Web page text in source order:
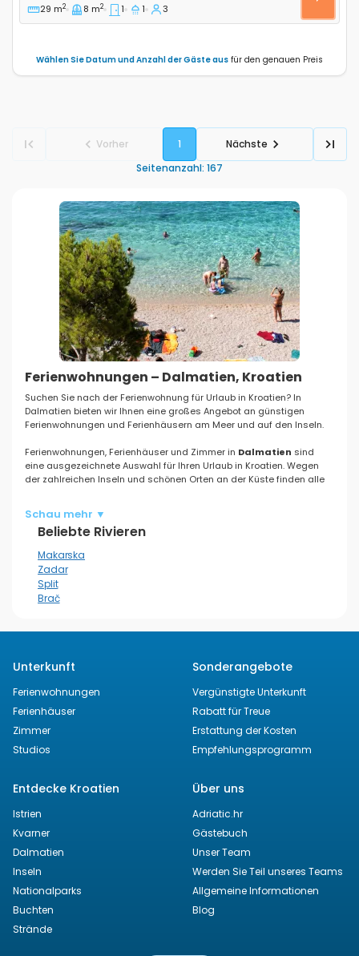
29 m2 8 m2 1 1 3
Wählen Sie Datum und Anzahl der Gäste aus für den genauen Preis
Vorher 1
Nächste
Seitenanzahl: 167
Ferienwohnungen – Dalmatien, Kroatien
Suchen Sie nach der Ferienwohnung für Urlaub in Kroatien? In
Dalmatien bieten wir Ihnen eine großes Angebot an günstigen
Ferienwohnungen und Ferienhäusern am Meer und auf den Inseln.
Ferienwohnungen, Ferienhäuser und Zimmer in Dalmatien sind
eine ausgezeichnete Auswahl für Ihren Urlaub in Kroatien. Wegen
der zahlreichen Inseln und schönen Orten an der Küste finden alle
haben wirFerienwohnungen ausgesondert, in welchen die Haustiere
willkommen sind.
bieten wir Ihnen in Dalmatien ein großes
Ferienwohnungen auf den Inseln
sehnen, haben wir
welcher Sie sich weit weg vom Sommerhektik und Lärm erholen
Schau mehr ▼
Beliebte Rivieren
Makarska
Zadar
Split
Brač
Unterkunft
Ferienwohnungen
Ferienhäuser
Zimmer
Studios
Sonderangebote
Vergünstigte Unterkunft
Rabatt für Treue
Erstattung der Kosten
Empfehlungsprogramm
Entdecke Kroatien
Istrien
Kvarner
Dalmatien
Inseln
Nationalparks
Buchten
Strände
Über uns
Adriatic.hr
Gästebuch
Unser Team
Werden Sie Teil unseres Teams
Allgemeine Informationen
Blog